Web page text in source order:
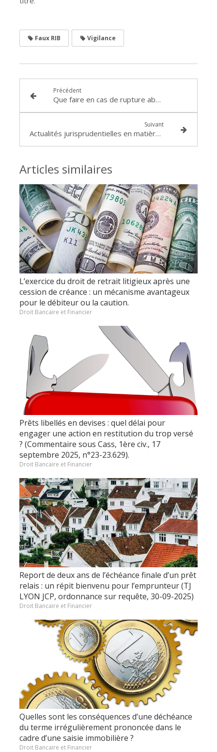
Faux RIB Vigilance
Précédent
Que faire en cas de rupture abusive des pourparlers ?
Suivant
Actualités jurisprudentielles en matière d'inaptitude médicale
Articles similaires
L’exercice du droit de retrait litigieux après une
cession de créance : un mécanisme avantageux
pour le débiteur ou la caution.
Droit Bancaire et Financier
Prêts libellés en devises : quel délai pour
engager une action en restitution du trop versé
? (Commentaire sous Cass, 1ère civ., 17
septembre 2025, n°23-23.629).
Droit Bancaire et Financier
Report de deux ans de l’échéance finale d’un prêt
relais : un répit bienvenu pour l’emprunteur (TJ
LYON JCP, ordonnance sur requête, 30-09-2025)
Droit Bancaire et Financier
Quelles sont les conséquences d’une déchéance
du terme irrégulièrement prononcée dans le
cadre d’une saisie immobilière ?
Droit Bancaire et Financier